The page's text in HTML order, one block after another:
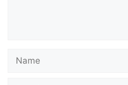
Name